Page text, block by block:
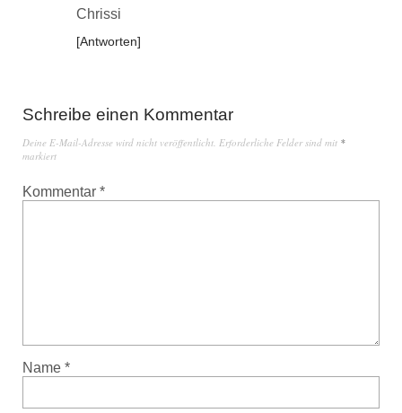
Chrissi
Antworten
Schreibe einen Kommentar
Deine E-Mail-Adresse wird nicht veröffentlicht. Erforderliche Felder sind mit *
markiert
Kommentar *
Name *